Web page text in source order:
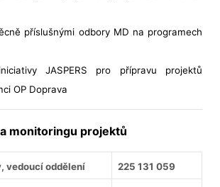
příslušnými odbory MD na programech
JASPERS pro přípravu projektů
OP Doprava
monitoringu projektů
vedoucí oddělení 225 131 059